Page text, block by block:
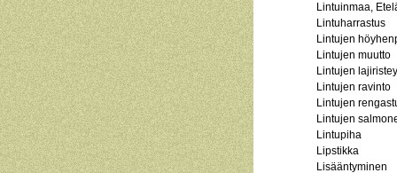
Lintuinmaa,
Lintuharrastus
Lintujen
Lintujen muutto
Lintujen
Lintujen ravinto
Lintujen
Lintujen
Lintupiha
Lipstikka
Lisääntyminen